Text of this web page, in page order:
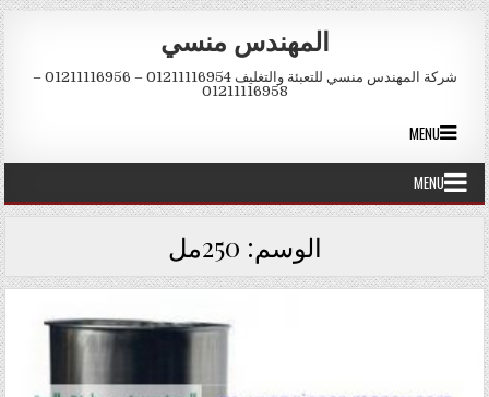
Skip to content
المهندس منسي
شركة المهندس منسي للتعبئة والتغليف 01211116954 – 01211116956 –
01211116958
MENU
MENU
الوسم: 250مل